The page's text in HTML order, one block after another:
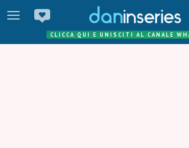
CLICCA QUI E UNISCITI AL CANALE